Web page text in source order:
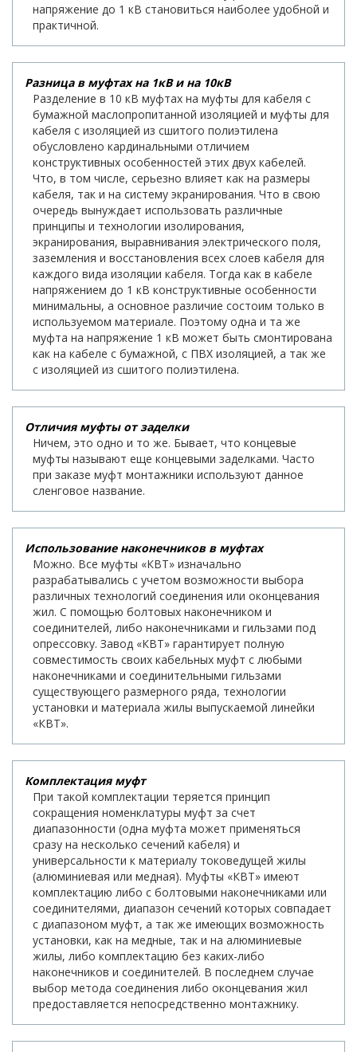
напряжение до 1 кВ становиться наиболее удобной и
практичной.
Разница в муфтах на 1кВ и на 10кВ
Разделение в 10 кВ муфтах на муфты для кабеля с
бумажной маслопропитанной изоляцией и муфты для
кабеля с изоляцией из сшитого полиэтилена
обусловлено кардинальными отличием
конструктивных особенностей этих двух кабелей.
Что, в том числе, серьезно влияет как на размеры
кабеля, так и на систему экранирования. Что в свою
очередь вынуждает использовать различные
принципы и технологии изолирования,
экранирования, выравнивания электрического поля,
заземления и восстановления всех слоев кабеля для
каждого вида изоляции кабеля. Тогда как в кабеле
напряжением до 1 кВ конструктивные особенности
минимальны, а основное различие состоим только в
используемом материале. Поэтому одна и та же
муфта на напряжение 1 кВ может быть смонтирована
как на кабеле с бумажной, с ПВХ изоляцией, а так же
с изоляцией из сшитого полиэтилена.
Отличия муфты от заделки
Ничем, это одно и то же. Бывает, что концевые
муфты называют еще концевыми заделками. Часто
при заказе муфт монтажники используют данное
сленговое название.
Использование наконечников в муфтах
Можно. Все муфты «КВТ» изначально
разрабатывались с учетом возможности выбора
различных технологий соединения или оконцевания
жил. С помощью болтовых наконечником и
соединителей, либо наконечниками и гильзами под
опрессовку. Завод «КВТ» гарантирует полную
совместимость своих кабельных муфт с любыми
наконечниками и соединительными гильзами
существующего размерного ряда, технологии
установки и материала жилы выпускаемой линейки
«КВТ».
Комплектация муфт
При такой комплектации теряется принцип
сокращения номенклатуры муфт за счет
диапазонности (одна муфта может применяться
сразу на несколько сечений кабеля) и
универсальности к материалу токоведущей жилы
(алюминиевая или медная). Муфты «КВТ» имеют
комплектацию либо с болтовыми наконечниками или
соединителями, диапазон сечений которых совпадает
с диапазоном муфт, а так же имеющих возможность
установки, как на медные, так и на алюминиевые
жилы, либо комплектацию без каких-либо
наконечников и соединителей. В последнем случае
выбор метода соединения либо оконцевания жил
предоставляется непосредственно монтажнику.